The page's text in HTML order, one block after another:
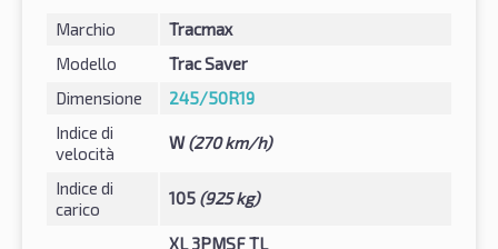
Marchio
Tracmax
Modello
Trac Saver
Dimensione
245/50R19
Indice di
velocità
W(270 km/h)
Indice di
carico
105 (925 kg)
XL 3PMSF TL